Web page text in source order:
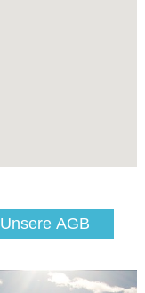
Unsere AGB